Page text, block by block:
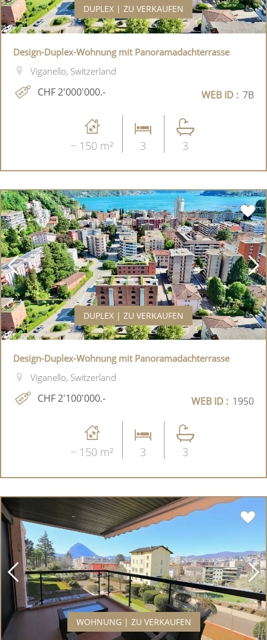
DUPLEX | ZU VERKAUFEN
Design-Duplex-Wohnung mit Panoramadachterrasse
Viganello, Switzerland
CHF 2'000'000.- WEB ID : 7B
~ 150 m² 3 3
DUPLEX | ZU VERKAUFEN
Design-Duplex-Wohnung mit Panoramadachterrasse
Viganello, Switzerland
CHF 2'100'000.- WEB ID : 1950
~ 150 m² 3 3
WOHNUNG | ZU VERKAUFEN